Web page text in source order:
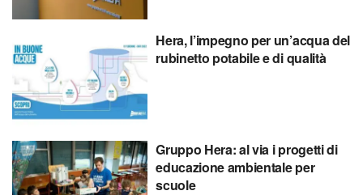
Hera, l’impegno per un’acqua del
rubinetto potabile e di qualità
Gruppo Hera: al via i progetti di
educazione ambientale per
scuole